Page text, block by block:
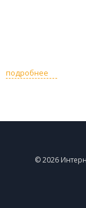
подробнее
© 2026